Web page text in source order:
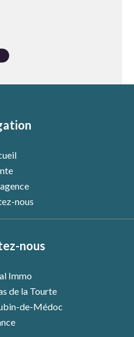
nous
nous
Immo
de la Tourte
de-Médoc